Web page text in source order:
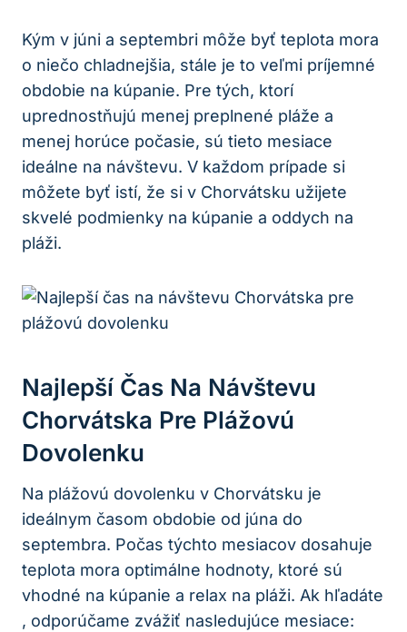
Kým v júni a septembri môže byť teplota mora
o niečo chladnejšia, stále je to veľmi príjemné
obdobie na kúpanie. Pre tých, ktorí
uprednostňujú menej preplnené pláže a
menej horúce počasie, sú tieto mesiace
ideálne na návštevu. V každom prípade si
môžete byť istí, že si v Chorvátsku užijete
skvelé podmienky na kúpanie a oddych na
pláži.
Najlepší Čas Na Návštevu
Chorvátska Pre Plážovú
Dovolenku
Na plážovú dovolenku v Chorvátsku je
ideálnym časom obdobie od júna do
septembra. Počas týchto mesiacov dosahuje
teplota mora optimálne hodnoty, ktoré sú
vhodné na kúpanie a relax na pláži. Ak hľadáte
, odporúčame zvážiť nasledujúce mesiace: